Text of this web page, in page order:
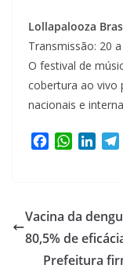
Lollapalooza
Transmissão: 20
O festival de
cobertura ao vivo
nacionais e
b
o
k
W
s
p
p
e
I
n
Vacina da
80,5% de
Prefeitura